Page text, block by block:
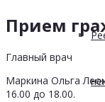
Прием
Главный врач
Маркина Ольга
16.00 до 18.00.